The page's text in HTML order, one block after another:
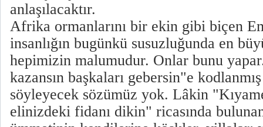
anlaşılacaktır.
Afrika ormanlarını bir ekin gibi biçen
insanlığın bugünkü susuzluğunda en
hepimizin malumudur. Onlar bunu
kazansın başkaları gebersin"e
söyleyecek sözümüz yok. Lâkin
elinizdeki fidanı dikin" ricasında